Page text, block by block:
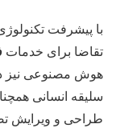
با پیشرفت
تقاضا برای خدمات
هوش مصنوعی نیز
سلیقه انسانی
طراحی و ویرایش